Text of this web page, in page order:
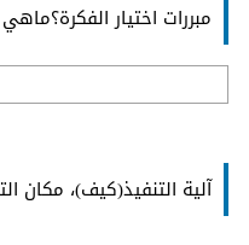
مبررات اختيار
آلية التنفيذ(كيف)، مكان